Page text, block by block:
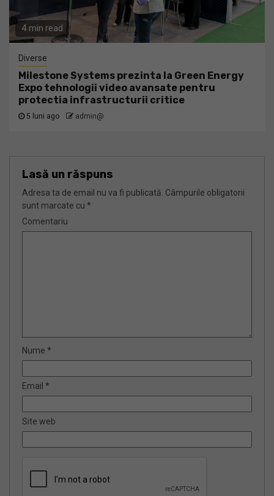
4 min read
Diverse
Milestone Systems prezinta la Green Energy
Expo tehnologii video avansate pentru
protectia infrastructurii critice
5 luni ago admin@
Lasă un răspuns
Adresa ta de email nu va fi publicată. Câmpurile obligatorii
sunt marcate cu *
Comentariu
Nume *
Email *
Site web